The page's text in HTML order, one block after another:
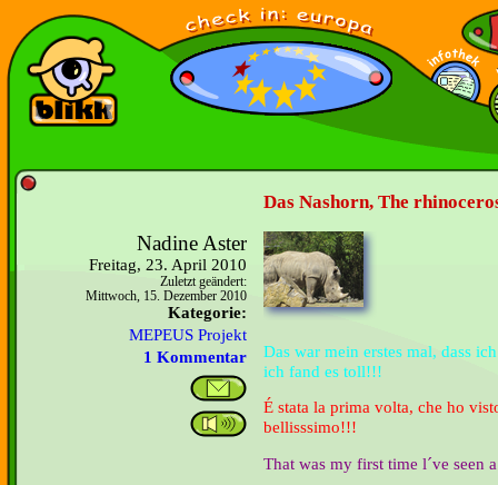
Das Nashorn, The
Nadine Aster
Freitag, 23. April 2010
Zuletzt geändert:
Mittwoch, 15. Dezember 2010
Kategorie:
MEPEUS Projekt
1 Kommentar
Das war mein erstes mal, dass
ich fand es toll!!!
É stata la prima volta, che ho
bellisssimo!!!
That was my first time l´ve seen